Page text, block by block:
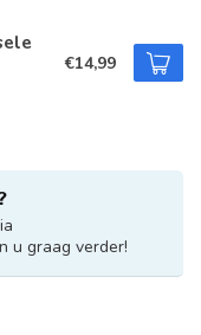
€14,99
u graag verder!